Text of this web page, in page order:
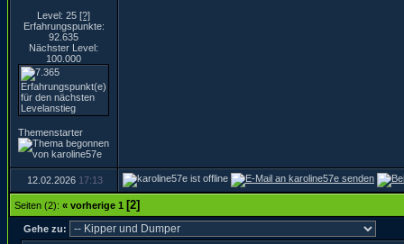
Level: 25 [?]
Erfahrungspunkte:
92.635
Nächster Level:
100.000
Themenstarter
12.02.2026 17:13
Seiten (2): « vorherige 1 [2]
Gehe zu: